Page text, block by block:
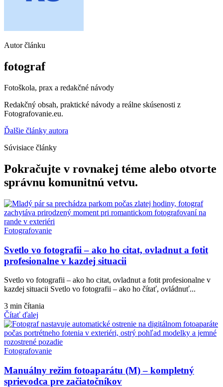
Autor článku
fotograf
Fotoškola, prax a redakčné návody
Redakčný obsah, praktické návody a reálne skúsenosti z
Fotografovanie.eu.
Ďalšie články autora
Súvisiace články
Pokračujte v rovnakej téme alebo otvorte
správnu komunitnú vetvu.
Fotografovanie
Svetlo vo fotografii – ako ho citat, ovladnut a fotit
profesionalne v kazdej situacii
Svetlo vo fotografii – ako ho citat, ovladnut a fotit profesionalne v
kazdej situacii Svetlo vo fotografii – ako ho čítať, ovládnuť...
3 min čítania
Čítať ďalej
Fotografovanie
Manuálny režim fotoaparátu (M) – kompletný
sprievodca pre začiatočníkov